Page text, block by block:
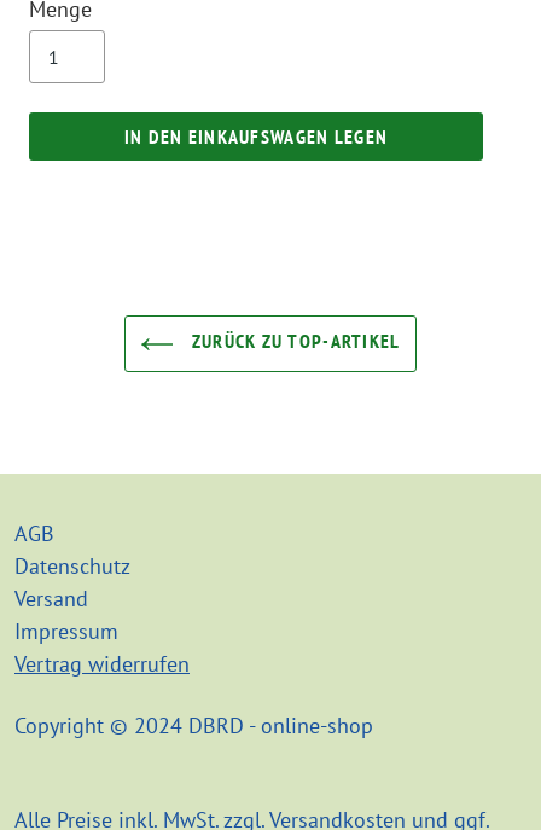
Menge
IN DEN EINKAUFSWAGEN LEGEN
ZURÜCK ZU TOP-ARTIKEL
AGB
Datenschutz
Versand
Impressum
Vertrag widerrufen
Copyright © 2024 DBRD - online-shop
Alle Preise inkl. MwSt. zzgl. Versandkosten und ggf.